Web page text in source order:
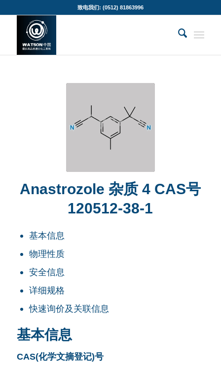
致电我们: (0512) 81863996
Anastrozole 杂质 4 CAS号
120512-38-1
基本信息
物理性质
安全信息
详细规格
快速询价及关联信息
基本信息
CAS(化学文摘登记)号